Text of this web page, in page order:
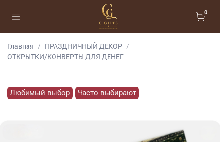
0
Главная
ПРАЗДНИЧНЫЙ ДЕКОР
ОТКРЫТКИ/КОНВЕРТЫ ДЛЯ ДЕНЕГ
Любимый выбор Часто выбирают